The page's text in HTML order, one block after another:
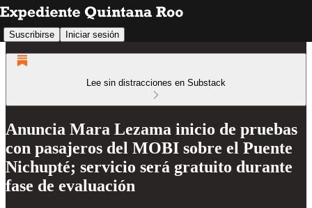
Suscribirse Iniciar sesión
Lee sin distracciones en Substack
Anuncia Mara Lezama inicio de pruebas
con pasajeros del MOBI sobre el Puente
Nichupté; servicio será gratuito durante
fase de evaluación